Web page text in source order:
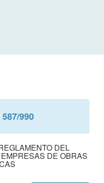
587/990
DEL
DE OBRAS